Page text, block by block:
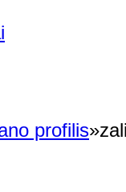
profilis»